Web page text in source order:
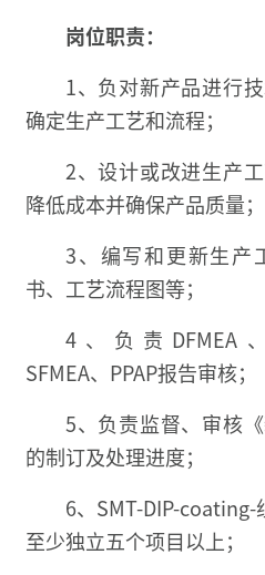
岗位职责：
1、负对新产品进行
确定生产工艺和流程；
2、设计或改进生产
降低成本并确保产品质量；
3、编写和更新生产
书、工艺流程图等；
4、负责DFMEA、
SFMEA、PPAP报告审核；
5、负责监督、审核
的制订及处理进度；
6、SMT-DIP-coating-
至少独立五个项目以上；